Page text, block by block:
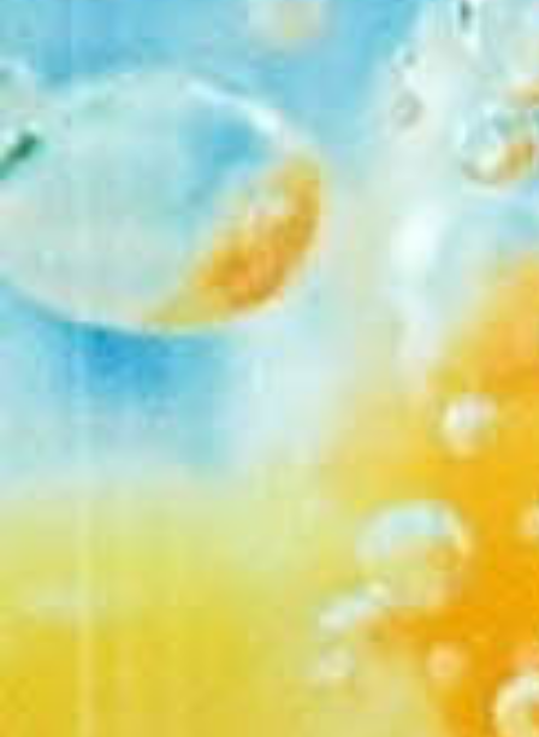
сделать рип сериала
в одной папке все серии
@
@TimurN90:
будет ли 3 Эйфории у вас
TimurN90:У
праздником днем защиты
братьям сестрам
2026-04-07 12:28